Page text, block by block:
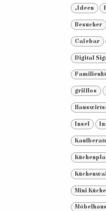
,Ideen
Besucher
Cafebar
Digital
grifflos
Insel
Mini-